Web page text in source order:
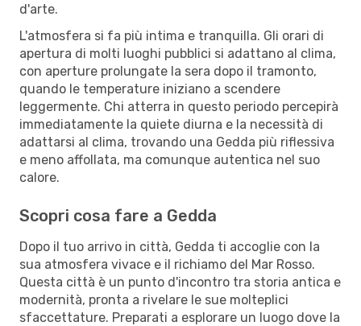
d'arte.
L'atmosfera si fa più intima e tranquilla. Gli orari di
apertura di molti luoghi pubblici si adattano al clima,
con aperture prolungate la sera dopo il tramonto,
quando le temperature iniziano a scendere
leggermente. Chi atterra in questo periodo percepirà
immediatamente la quiete diurna e la necessità di
adattarsi al clima, trovando una Gedda più riflessiva
e meno affollata, ma comunque autentica nel suo
calore.
Scopri cosa fare a Gedda
Dopo il tuo arrivo in città, Gedda ti accoglie con la
sua atmosfera vivace e il richiamo del Mar Rosso.
Questa città è un punto d'incontro tra storia antica e
modernità, pronta a rivelare le sue molteplici
sfaccettature. Preparati a esplorare un luogo dove la